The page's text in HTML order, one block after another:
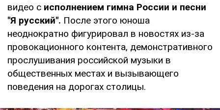
видео с исполнением гимна России и песни
"Я русский". После этого юноша
неоднократно фигурировал в новостях из-за
провокационного контента, демонстративного
прослушивания российской музыки в
общественных местах и вызывающего
поведения на дорогах столицы.